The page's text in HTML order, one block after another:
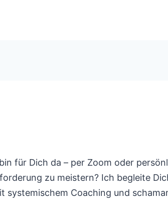
für Dich da – per Zoom oder
zu meistern? Ich begleite
Coaching und